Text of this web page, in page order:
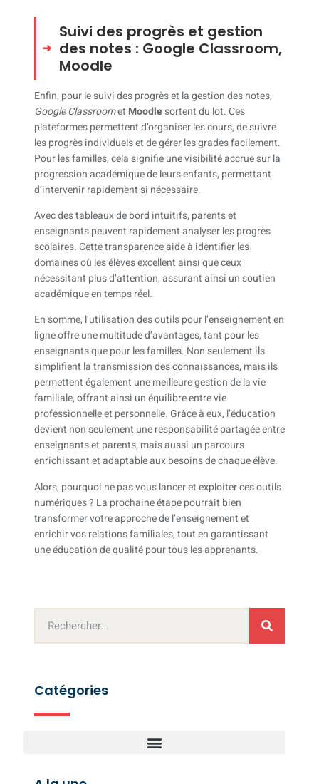
Suivi des progrès et gestion
des notes : Google Classroom,
Moodle
Enfin, pour le suivi des progrès et la gestion des notes,
Google Classroomet Moodlesortent du lot. Ces
plateformes permettent d’organiser les cours, de suivre
les progrès individuels et de gérer les grades facilement.
Pour les familles, cela signifie une visibilité accrue sur la
progression académique de leurs enfants, permettant
d’intervenir rapidement si nécessaire.
Avec des tableaux de bord intuitifs, parents et
enseignants peuvent rapidement analyser les progrès
scolaires. Cette transparence aide à identifier les
domaines où les élèves excellent ainsi que ceux
nécessitant plus d’attention, assurant ainsi un soutien
académique en temps réel.
En somme, l’utilisation des outils pour l’enseignement en
ligne offre une multitude d’avantages, tant pour les
enseignants que pour les familles. Non seulement ils
simplifient la transmission des connaissances, mais ils
permettent également une meilleure gestion de la vie
familiale, offrant ainsi un équilibre entre vie
professionnelle et personnelle. Grâce à eux, l’éducation
devient non seulement une responsabilité partagée entre
enseignants et parents, mais aussi un parcours
enrichissant et adaptable aux besoins de chaque élève.
Alors, pourquoi ne pas vous lancer et exploiter ces outils
numériques ? La prochaine étape pourrait bien
transformer votre approche de l’enseignement et
enrichir vos relations familiales, tout en garantissant
une éducation de qualité pour tous les apprenants.
Catégories